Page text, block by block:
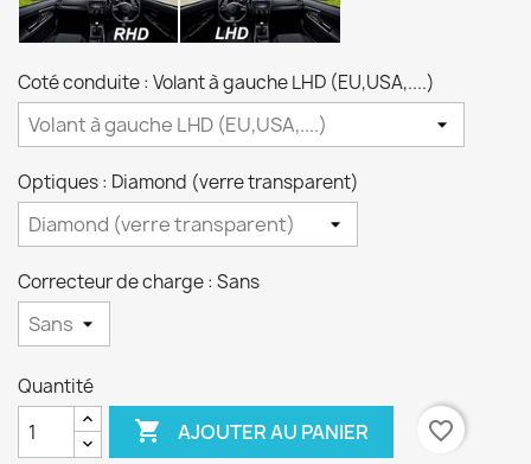
Coté conduite : Volant à gauche LHD (EU,USA,....)
Optiques : Diamond (verre transparent)
Correcteur de charge : Sans
Quantité
 AJOUTER AU PANIER
favorite_border